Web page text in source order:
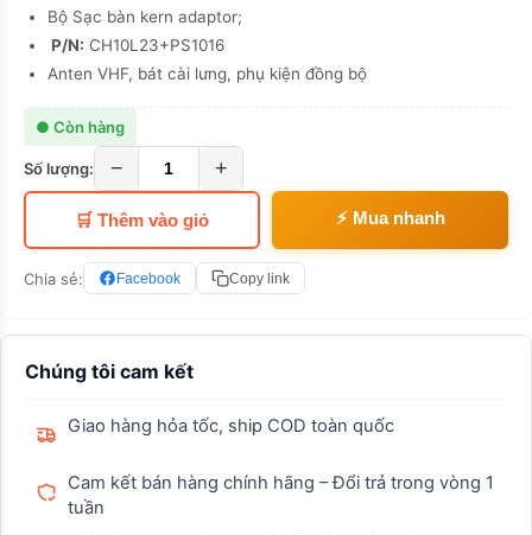
Chúng tôi cam kết
Giao hàng hỏa tốc, ship COD toàn quốc
Cam kết bán hàng chính hãng – Đổi trả trong vòng 1
tuần
Bộ Sạc bàn kern adaptor;
P/N: CH10L23+PS1016
Anten VHF, bát cài lưng, phụ kiện đồng bộ
● Còn hàng
Số lượng: − +
🛒 Thêm vào giỏ ⚡ Mua nhanh
Chia sẻ: Facebook Copy link